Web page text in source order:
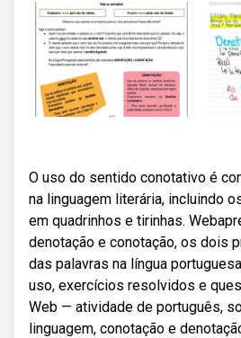
O uso do sentido conotativo é
na linguagem literária, incluindo
em quadrinhos e tirinhas.
denotação e conotação, os dois
das palavras na língua
uso, exercícios resolvidos e
Web — atividade de português,
linguagem, conotação e